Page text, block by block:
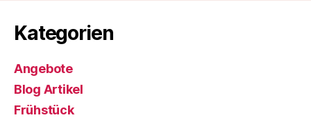
Kategorien
Angebote
Blog Artikel
Frühstück